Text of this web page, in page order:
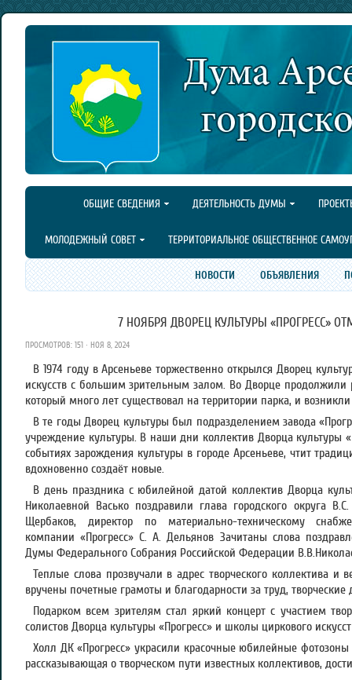
ОБЩИЕ СВЕДЕНИЯ ДЕЯТЕЛЬНОСТЬ ДУМЫ
МОЛОДЕЖНЫЙ СОВЕТ ТЕРРИТОРИАЛЬНОЕ ОБЩЕСТВЕННОЕ
НОВОСТИ ОБЪЯВЛЕНИЯ
7 НОЯБРЯ ДВОРЕЦ КУЛЬТУРЫ «ПРОГРЕСС»
ПРОСМОТРОВ: 151 · НОЯ 8, 2024
В 1974 году в Арсеньеве торжественно открылся Дворец
искусств с большим зрительным залом. Во Дворце продолжили
который много лет существовал на территории парка, и
В те годы Дворец культуры был подразделением завода
учреждение культуры. В наши дни коллектив Дворца культуры
событиях зарождения культуры в городе Арсеньеве, чтит
вдохновенно создаёт новые.
В день праздника с юбилейной датой коллектив Дворца
Николаевной Васько поздравили глава городского округа
Щербаков, директор по материально-техническому
компании «Прогресс» С. А. Дельянов Зачитаны слова
Думы Федерального Собрания Российской Федерации
Теплые слова прозвучали в адрес творческого коллектива и
вручены почетные грамоты и благодарности за труд,
Подарком всем зрителям стал яркий концерт с участием
солистов Дворца культуры «Прогресс» и школы циркового
Холл ДК «Прогресс» украсили красочные юбилейные фотозоны
рассказывающая о творческом пути известных коллективов,